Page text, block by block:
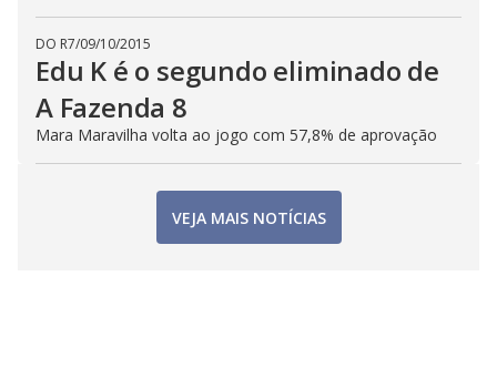
DO R7/09/10/2015
Edu K é o segundo eliminado de
A Fazenda 8
Mara Maravilha volta ao jogo com 57,8% de aprovação
VEJA MAIS NOTÍCIAS